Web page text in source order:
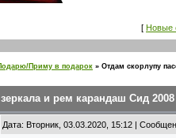
[ Новые
Приму в подарок » Отдам скорлупу
и рем карандаш Сид 2008
Дата: Вторник, 03.03.2020, 15:12 |